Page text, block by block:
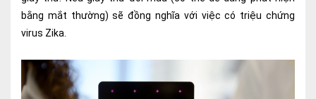
Sản - Phụ Khoa
Da Liễu
bằng mắt thường) sẽ đồng nghĩa với việc có triệu chứng
virus Zika.